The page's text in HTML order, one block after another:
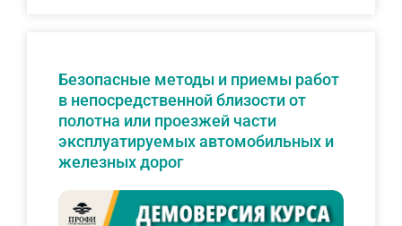
Безопасные методы и приемы работ
в непосредственной близости от
полотна или проезжей части
эксплуатируемых автомобильных и
железных дорог